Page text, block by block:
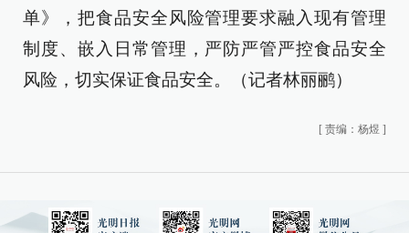
单》，把食品安全风险管理要求融入现有管理
制度、嵌入日常管理，严防严管严控食品安全
风险，切实保证食品安全。（记者林丽鹂）
[ 责编：杨煜 ]